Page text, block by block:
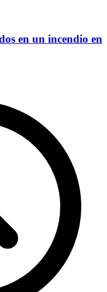
en un incendio en